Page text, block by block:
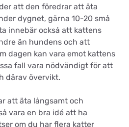
att den föredrar att äta
dygnet, gärna 10-20 små
innebär också att kattens
än hundens och att
dagen kan vara emot kattens
fall vara nödvändigt för att
därav övervikt.
att äta långsamt och
vara en bra idé att ha
om du har flera katter